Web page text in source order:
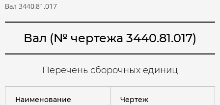
Вал 3440.81.017
Вал (№ чертежа 3440.81.017)
Перечень сборочных единиц
Наименование Чертеж